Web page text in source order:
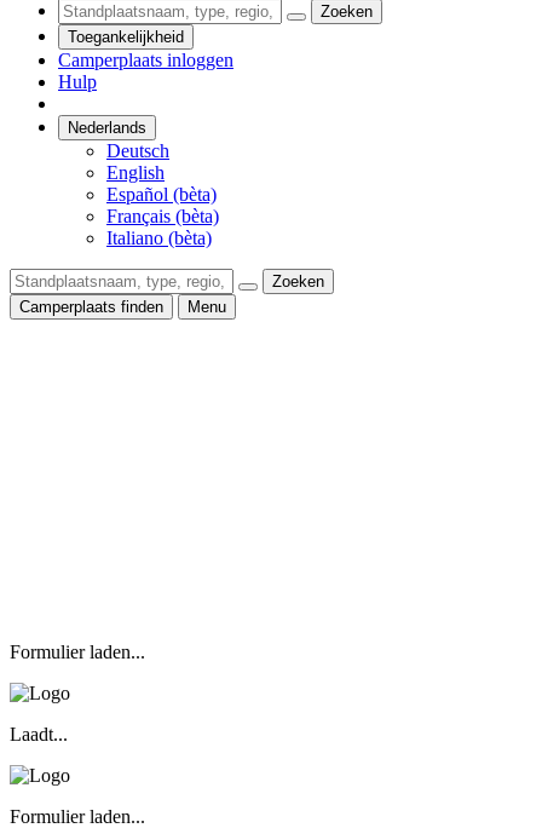
Zoeken
Toegankelijkheid
Camperplaats inloggen
Hulp
Nederlands
Deutsch
English
Español (bèta)
Français (bèta)
Italiano (bèta)
Zoeken
Camperplaats finden
Menu
Formulier laden...
Laadt...
Formulier laden...